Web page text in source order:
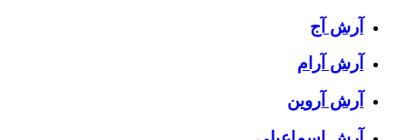
آرش آج
آرش آرام
آرش آروین